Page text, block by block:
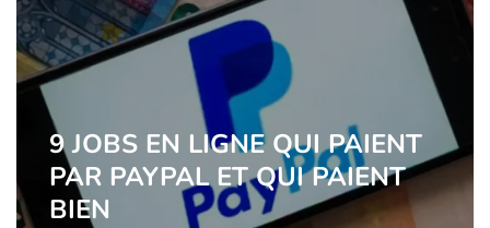
9 JOBS EN LIGNE QUI PAIENT
PAR PAYPAL ET QUI PAIENT
BIEN